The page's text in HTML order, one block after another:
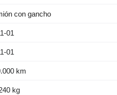
con gancho
01
01
km
kg